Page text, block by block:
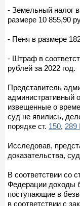
- Земельный налог в
размере 10 855,90
- Пеня в размере
- Штраф в
рублей за 2022 год.
Представитель
административный
извещенные о
суд не явились,
порядке ст. 150,
Исследовав,
доказательства,
В соответствии со
Федерации доходы
поступающие в
в соответствии с